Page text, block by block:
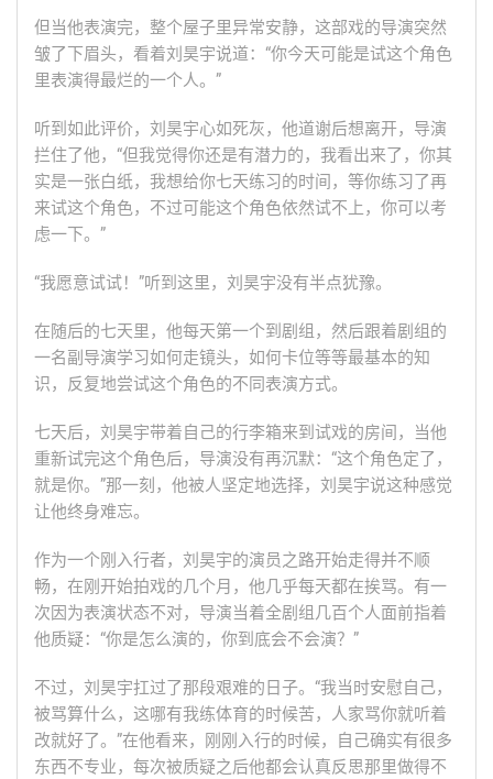
但当他表演完，整个屋子里异常安静，这部戏的导演突然
皱了下眉头，看着刘昊宇说道：“你今天可能是试这个角色
里表演得最烂的一个人。”
听到如此评价，刘昊宇心如死灰，他道谢后想离开，导演
拦住了他，“但我觉得你还是有潜力的，我看出来了，你其
实是一张白纸，我想给你七天练习的时间，等你练习了再
来试这个角色，不过可能这个角色依然试不上，你可以考
虑一下。”
“我愿意试试！”听到这里，刘昊宇没有半点犹豫。
在随后的七天里，他每天第一个到剧组，然后跟着剧组的
一名副导演学习如何走镜头，如何卡位等等最基本的知
识，反复地尝试这个角色的不同表演方式。
七天后，刘昊宇带着自己的行李箱来到试戏的房间，当他
重新试完这个角色后，导演没有再沉默：“这个角色定了，
就是你。”那一刻，他被人坚定地选择，刘昊宇说这种感觉
让他终身难忘。
作为一个刚入行者，刘昊宇的演员之路开始走得并不顺
畅，在刚开始拍戏的几个月，他几乎每天都在挨骂。有一
次因为表演状态不对，导演当着全剧组几百个人面前指着
他质疑：“你是怎么演的，你到底会不会演？”
不过，刘昊宇扛过了那段艰难的日子。“我当时安慰自己，
被骂算什么，这哪有我练体育的时候苦，人家骂你就听着
改就好了。”在他看来，刚刚入行的时候，自己确实有很多
东西不专业，每次被质疑之后他都会认真反思那里做得不